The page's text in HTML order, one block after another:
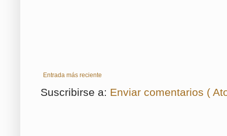
Entrada más reciente
Suscribirse a: Enviar comentarios (